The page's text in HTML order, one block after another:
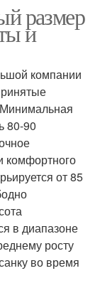
к удалению
размер
и
компании
80-90
комфортного
от 85
в диапазоне
росту
во время